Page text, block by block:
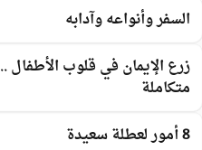
السفر وأنواعه وآدابه
زرع الإيمان في قلوب الأطفال
متكاملة
8 أمور لعطلة سعيدة